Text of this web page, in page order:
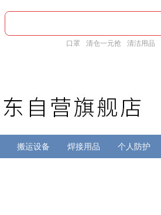
口罩 清仓一元抢 清洁用品
搬运设备 焊接用品 个人防护